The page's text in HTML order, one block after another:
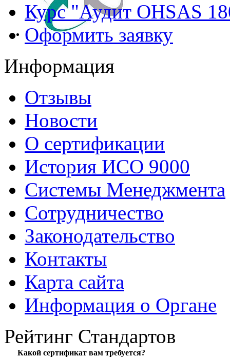
Курс "Аудит OHSAS
Оформить заявку
Информация
Отзывы
Новости
О сертификации
История ИСО 9000
Системы Менеджмента
Сотрудничество
Законодательство
Контакты
Карта сайта
Информация о Органе
Рейтинг Стандартов
Какой сертификат вам требуется?